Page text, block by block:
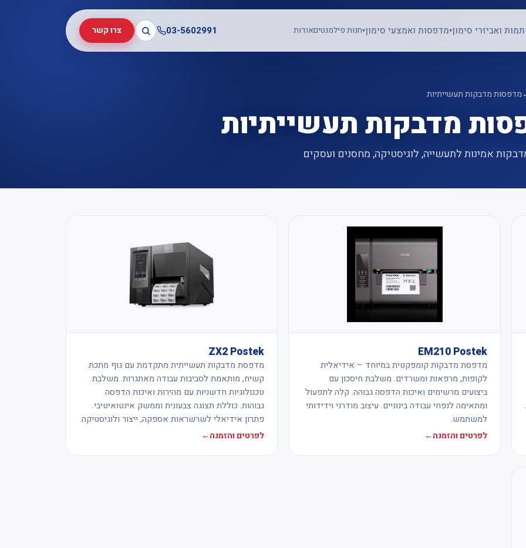
ואביזרי סימון▾מדפסות ואמצעי סימון▾חנות פילמנטיםאודות 03-5602991 צרו קשר
מדפסות מדבקות תעשייתיות
מדבקות תעשייתיות
אמינות לתעשייה, לוגיסטיקה, מחסנים ועסקים
EM210 Postek
מדפסת מדבקות קומפקטית במיוחד – אידיאלית
לקופות, מרפאות ומשרדים. משלבת חיסכון עם
ביצועים מרשימים ואיכות הדפסה גבוהה. קלה לתפעול
ומתאימה לנפחי עבודה בינוניים. עיצוב מודרני וידידותי
למשתמש.
לפרטים והזמנה←
ZX2 Postek
מדפסת מדבקות תעשייתית מתקדמת עם גוף מתכת
קשיח, מותאמת לסביבות עבודה מאתגרות. משלבת
טכנולוגיות חדשניות עם מהירות ואיכות הדפסה
גבוהות. כוללת תצוגה צבעונית וממשק אינטואיטיבי.
פתרון אידיאלי לשרשראות אספקה, ייצור ולוגיסטיקה.
לפרטים והזמנה←